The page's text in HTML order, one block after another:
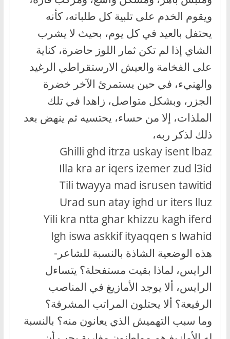
ويقوم الخدم على تلبية كل طلباته، كأنه
يحتفل بالعيد في كل يوم، بحيث لا يشرب
الشاي إذا لم تكن ثمار اللوز حاضرة، كناية
على الفخامة والعيش الارستقراطي الرغيد
والهنيء، في حين يستمرئ الآخر خضرة
الجزر، وبشكل متواصل، زاهدا في تلك
الملذات، إلا من حساء، يحتسيه ثم ينهض بعد
ذلك لذكر ربه،
Ghilli ghd itrza uskay isent lbaz
Illa kra ar iqers izemer zud l3id
Tili twayya mad isrusen tawitid
Urad sun atay ighd ur iters lluz
Yili kra ntta ghar khizzu kagh iferd
Igh iswa askkif ityaqqen s lwahid
هذه الوضعية الشاذة بالنسبة للشاعر-
الرايس، لماذا بقيت مستفحلة؟ يتساءل
الرايس، ألا يوجد الأمازيغ في المناصب
الرفيعة؟ ألا يحتلون المراتب المشرفة؟
وما سبب التهميش الذي يعانون منه؟ بالنسبة